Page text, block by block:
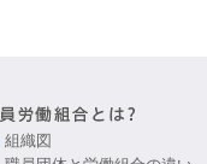
組織図